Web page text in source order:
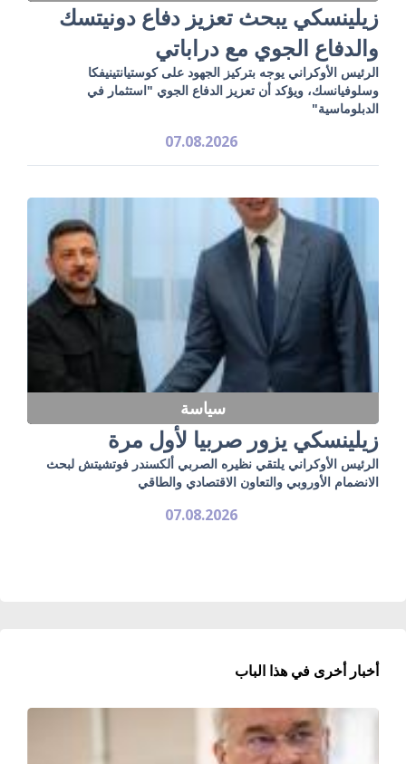
زيلينسكي يبحث تعزيز دفاع دونيتسك
والدفاع الجوي مع دراباتي
الرئيس الأوكراني يوجه بتركيز الجهود على كوستيانتينيفكا
وسلوفيانسك، ويؤكد أن تعزيز الدفاع الجوي "استثمار في
الدبلوماسية"
07.08.2026
سياسة
زيلينسكي يزور صربيا لأول مرة
الرئيس الأوكراني يلتقي نظيره الصربي ألكسندر فوتشيتش لبحث
الانضمام الأوروبي والتعاون الاقتصادي والطاقي
07.08.2026
أخبار أخرى في هذا الباب